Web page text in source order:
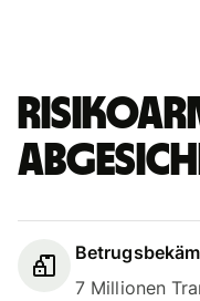
7 Millionen